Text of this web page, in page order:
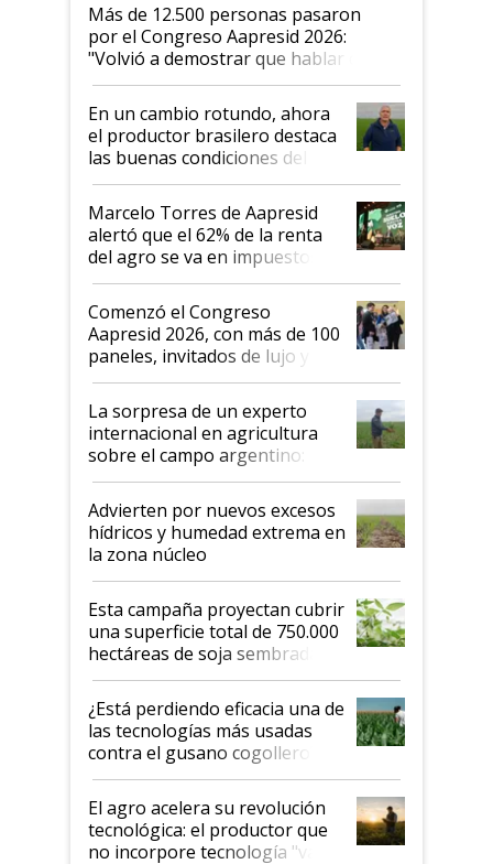
Más de 12.500 personas pasaron
por el Congreso Aapresid 2026:
"Volvió a demostrar que hablar del
suelo es hablar de todo el sistema
productivo"
En un cambio rotundo, ahora
el productor brasilero destaca
las buenas condiciones del
agro argentino para invertir:
"Los veo más motivados"
Marcelo Torres de Aapresid
alertó que el 62% de la renta
del agro se va en impuestos:
"No es bueno que en
Argentina se sigan discutiendo
las mismas cosas de hace 50
años"
Comenzó el Congreso
Aapresid 2026, con más de 100
paneles, invitados de lujo y
todas las tendencias
La sorpresa de un experto
internacional en agricultura
sobre el campo argentino:
"Estoy muy impresionado"
Advierten por nuevos excesos
hídricos y humedad extrema en
la zona núcleo
Esta campaña proyectan cubrir
una superficie total de 750.000
hectáreas de soja sembradas
con una nueva generación de
variedades que marcan un
salto tecnológico en genética y
rendimiento
¿Está perdiendo eficacia una de
las tecnologías más usadas
contra el gusano cogollero? El
desafío de una tecnología clave
El agro acelera su revolución
tecnológica: el productor que
no incorpore tecnología "va a